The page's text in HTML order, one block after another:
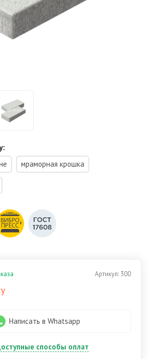
мраморная крошка
Артикул: 300
Написать в Whatsapp
способы оплат